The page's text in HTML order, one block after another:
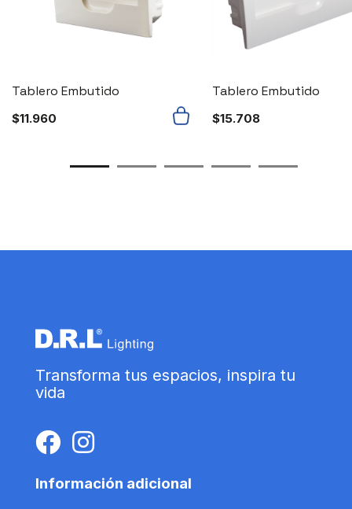
Tablero Embutido
$11.960
Tablero Embutido
$15.708
Transforma tus espacios, inspira tu
vida
Información adicional